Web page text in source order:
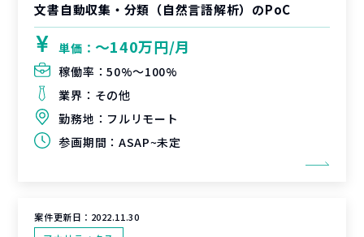
文書自動収集・分類（自然言語解析）のPoC
単価： 〜140万円/月
稼働率：50%〜100%
業界： その他
勤務地： フルリモート
参画期間： ASAP~未定
案件更新日： 2022.11.30